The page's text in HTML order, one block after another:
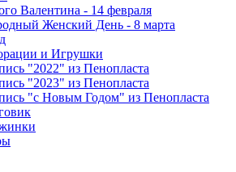
Валентина - 14 февраля
Женский День - 8 марта
и Игрушки
"2022" из Пенопласта
"2023" из Пенопласта
"с Новым Годом" из Пенопласта